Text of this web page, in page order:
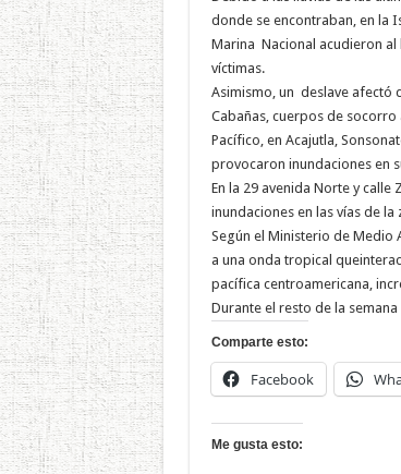
donde se encontraban, en la
Marina Nacional acudieron
víctimas.
Asimismo, un deslave afectó
Cabañas, cuerpos de
Pacífico, en Acajutla,
provocaron inundaciones en
En la 29 avenida Norte y
inundaciones en las vías de la
Según el Ministerio de Medio
a una onda tropical
pacífica centroamericana,
Durante el resto de la
Comparte esto:
Facebook
Me gusta esto: